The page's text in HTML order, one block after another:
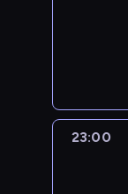
23:00